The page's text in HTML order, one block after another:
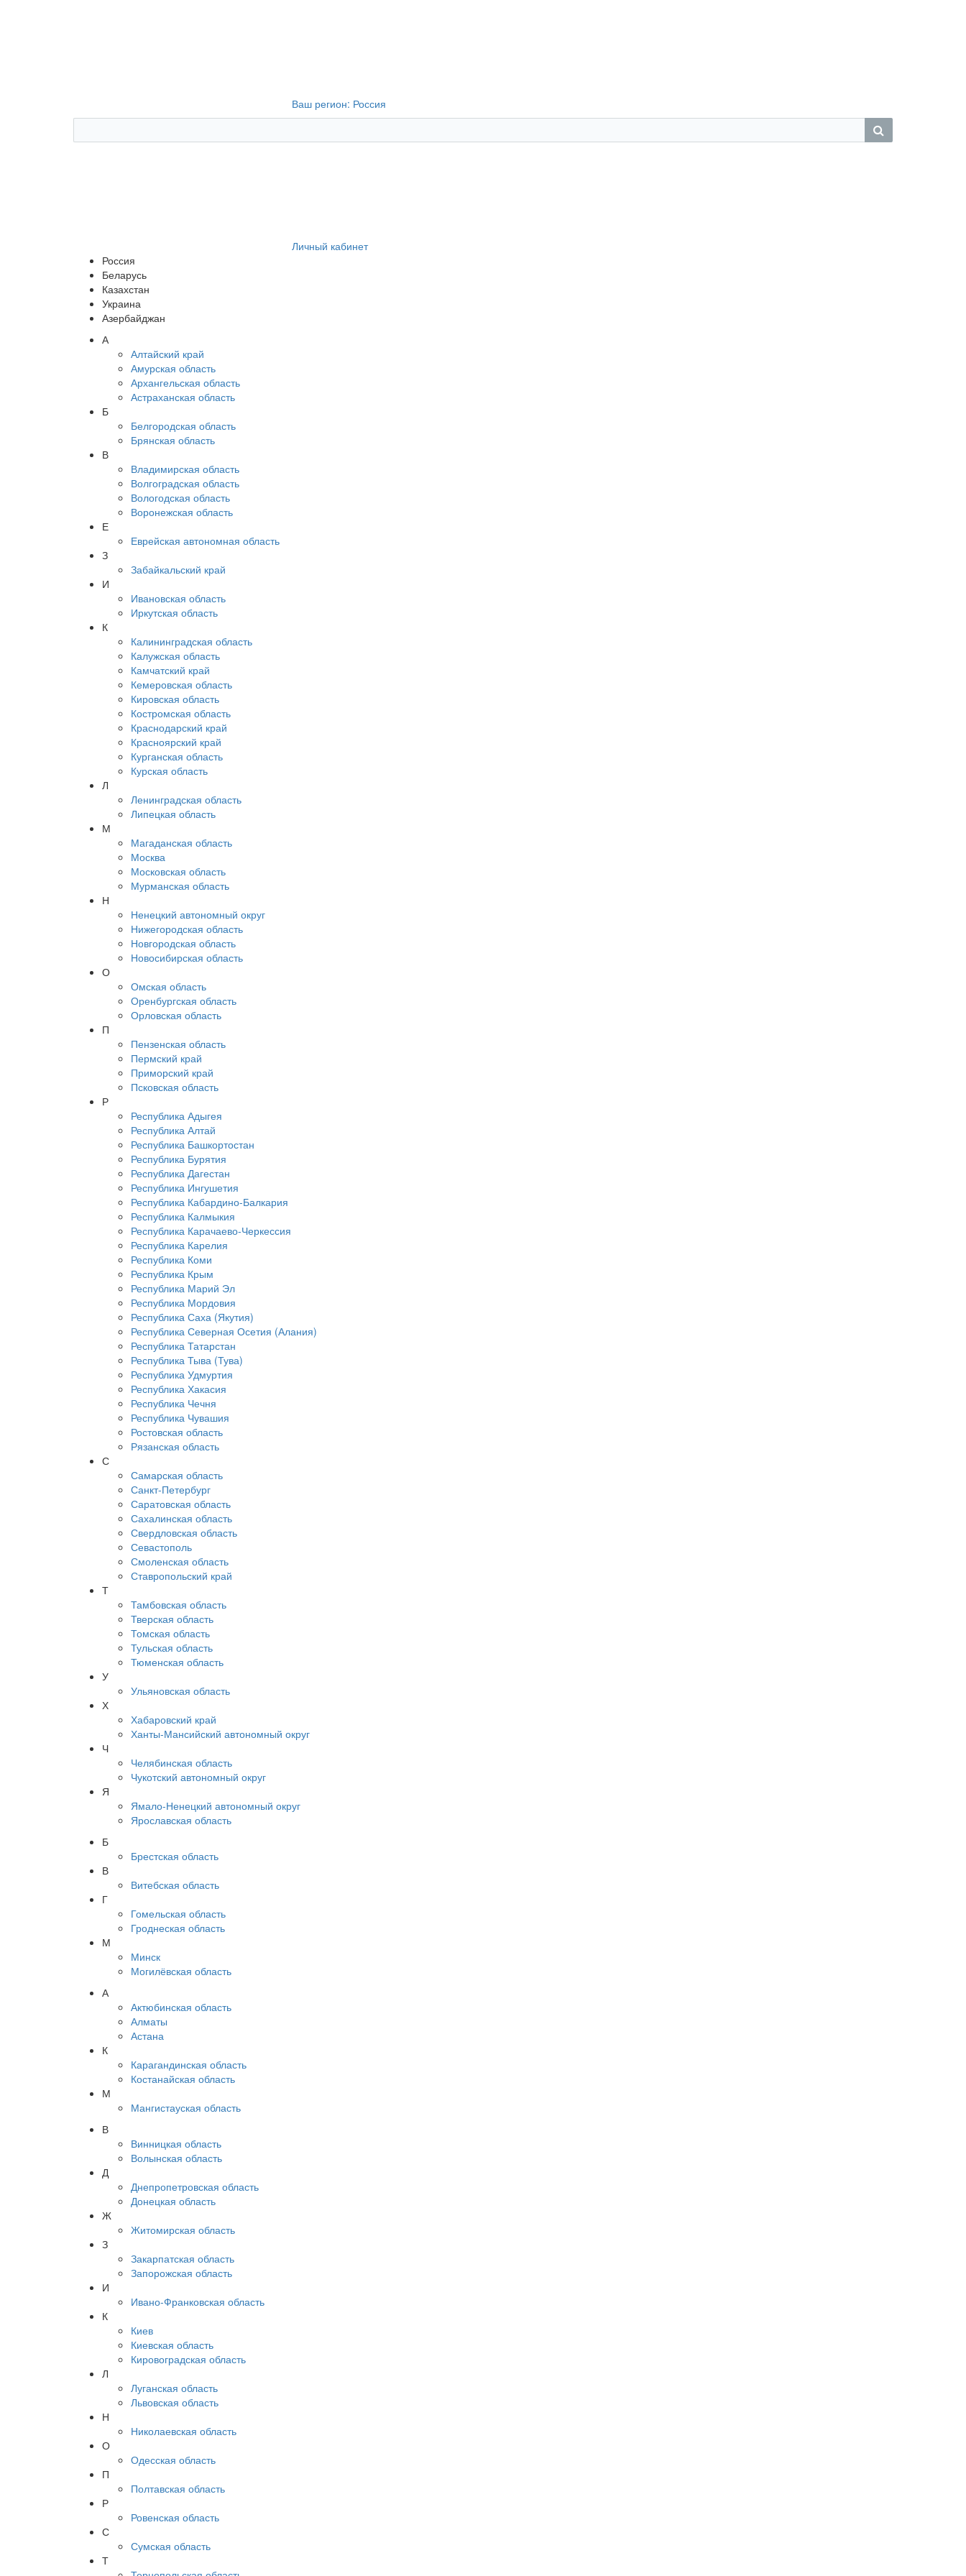
Ваш регион: Россия
Личный кабинет
Россия
Беларусь
Казахстан
Украина
Азербайджан
А
Алтайский край
Амурская область
Архангельская область
Астраханская область
Б
Белгородская область
Брянская область
В
Владимирская область
Волгоградская область
Вологодская область
Воронежская область
Е
Еврейская автономная область
З
Забайкальский край
И
Ивановская область
Иркутская область
К
Калининградская область
Калужская область
Камчатский край
Кемеровская область
Кировская область
Костромская область
Краснодарский край
Красноярский край
Курганская область
Курская область
Л
Ленинградская область
Липецкая область
М
Магаданская область
Москва
Московская область
Мурманская область
Н
Ненецкий автономный округ
Нижегородская область
Новгородская область
Новосибирская область
О
Омская область
Оренбургская область
Орловская область
П
Пензенская область
Пермский край
Приморский край
Псковская область
Р
Республика Адыгея
Республика Алтай
Республика Башкортостан
Республика Бурятия
Республика Дагестан
Республика Ингушетия
Республика Кабардино-Балкария
Республика Калмыкия
Республика Карачаево-Черкессия
Республика Карелия
Республика Коми
Республика Крым
Республика Марий Эл
Республика Мордовия
Республика Саха (Якутия)
Республика Северная Осетия (Алания)
Республика Татарстан
Республика Тыва (Тува)
Республика Удмуртия
Республика Хакасия
Республика Чечня
Республика Чувашия
Ростовская область
Рязанская область
С
Самарская область
Санкт-Петербург
Саратовская область
Сахалинская область
Свердловская область
Севастополь
Смоленская область
Ставропольский край
Т
Тамбовская область
Тверская область
Томская область
Тульская область
Тюменская область
У
Ульяновская область
Х
Хабаровский край
Ханты-Мансийский автономный округ
Ч
Челябинская область
Чукотский автономный округ
Я
Ямало-Ненецкий автономный округ
Ярославская область
Б
Брестская область
В
Витебская область
Г
Гомельская область
Гроднеская область
М
Минск
Могилёвская область
А
Актюбинская область
Алматы
Астана
К
Карагандинская область
Костанайская область
М
Мангистауская область
В
Винницкая область
Волынская область
Д
Днепропетровская область
Донецкая область
Ж
Житомирская область
З
Закарпатская область
Запорожская область
И
Ивано-Франковская область
К
Киев
Киевская область
Кировоградская область
Л
Луганская область
Львовская область
Н
Николаевская область
О
Одесская область
П
Полтавская область
Р
Ровенская область
С
Сумская область
Т